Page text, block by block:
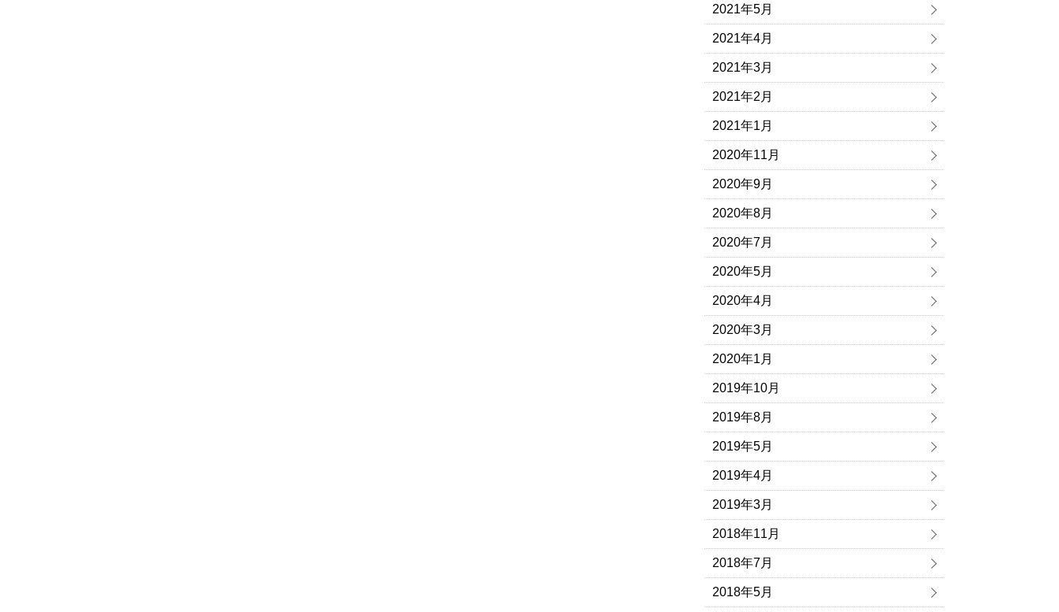
2021年5月
2021年4月
2021年3月
2021年2月
2021年1月
2020年11月
2020年9月
2020年8月
2020年7月
2020年5月
2020年4月
2020年3月
2020年1月
2019年10月
2019年8月
2019年5月
2019年4月
2019年3月
2018年11月
2018年7月
2018年5月